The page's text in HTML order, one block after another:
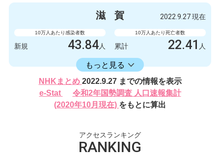
426人 新規
219788 522
滋 賀 2022.9.27 現在
10万人あたり感染者数
新規 43.84人
10万人あたり死亡者数
累計 22.41 人
もっと見る
16406.17人
感染者数
620人
死亡者数
新規
232024人 累計
NHKまとめ 2022.9.27 までの情報を表示
e-Stat
令和2年国勢調査 人口速報集計
(2020年10月現在) をもとに算出
アクセスランキング
RANKING